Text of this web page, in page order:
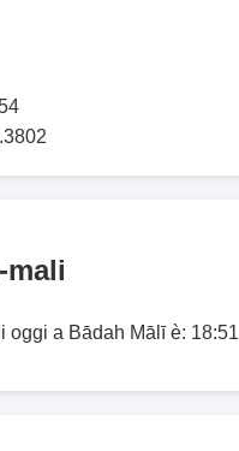
mali
oggi a Bādah Mālī è: 18:51